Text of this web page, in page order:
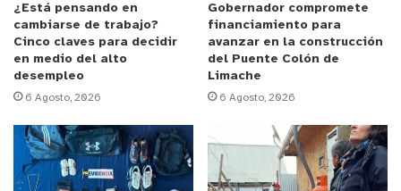
hemos visto continuamente el aumento de las
consultas respiratorias, tanto ambulatorias como
en urgencias. En este momento está circulando
bastante influenza, rinovirus y coronavirus en niños
y, por supuesto, uno que otro caso de virus
sincicial, adenovirus, enterovirus”.
Por este motivo, recomienda la especialista:
¿Está pensando en
cambiarse de trabajo?
Cinco claves para decidir
en medio del alto
desempleo
6 Agosto, 2026
Gobernador compromete
financiamiento para
avanzar en la construcción
del Puente Colón de
Limache
6 Agosto, 2026